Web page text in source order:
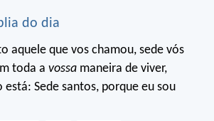
do dia
aquele que vos chamou, sede vós
toda a vossa maneira de viver,
Sede santos, porque eu sou